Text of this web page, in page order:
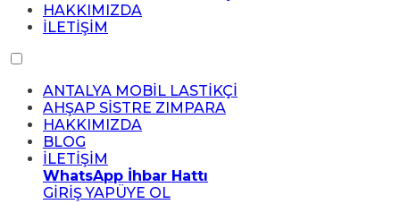
HAKKIMIZDA
İLETİŞİM
ANTALYA MOBİL LASTİKÇİ
AHŞAP SİSTRE ZIMPARA
HAKKIMIZDA
BLOG
İLETİŞİM
WhatsApp İhbar Hattı
GİRİŞ YAPÜYE OL